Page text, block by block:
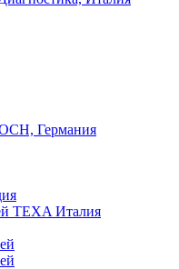
Германия
TEXA Италия